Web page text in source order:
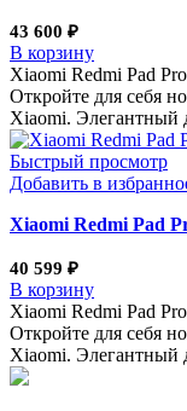
43 600 ₽
В корзину
Xiaomi Redmi Pad
Откройте для себя
Xiaomi. Элегантный
Быстрый просмотр
Добавить в
Xiaomi Redmi Pad
40 599 ₽
В корзину
Xiaomi Redmi Pad
Откройте для себя
Xiaomi. Элегантный